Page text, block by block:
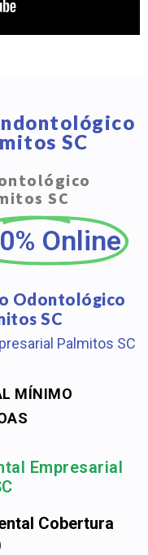
SC
SC
Online
Odontológico
SC
Palmitos SC
MÍNIMO
Empresarial
Cobertura